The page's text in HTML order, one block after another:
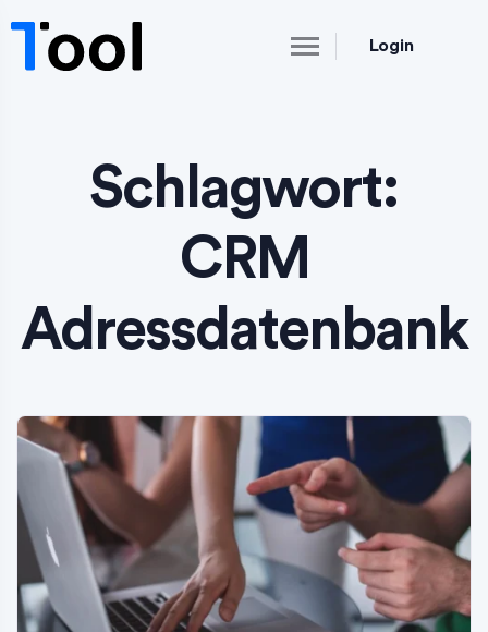
Login
Schlagwort:
CRM
Adressdatenbank